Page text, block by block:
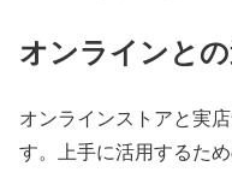
オンラインと
オンラインストアと実
す。上手に活用するた